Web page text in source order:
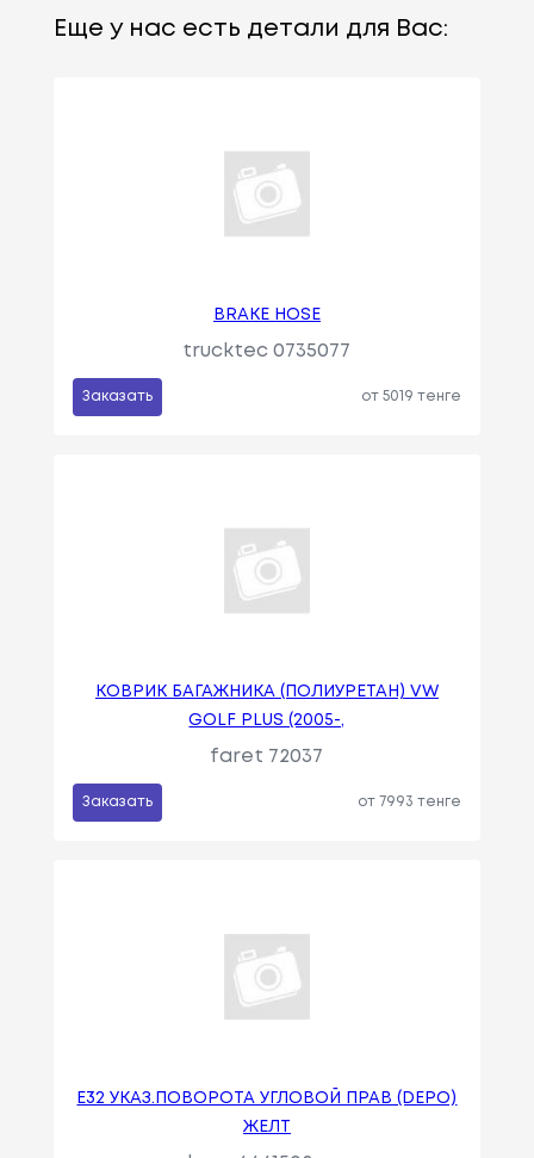
Еще у нас есть детали для Вас:
BRAKE HOSE
trucktec 0735077
Заказать от 5019 тенге
КОВРИК БАГАЖНИКА (ПОЛИУРЕТАН) VW
GOLF PLUS (2005-,
faret 72037
Заказать от 7993 тенге
E32 УКАЗ.ПОВОРОТА УГЛОВОЙ ПРАВ (DEPO)
ЖЕЛТ